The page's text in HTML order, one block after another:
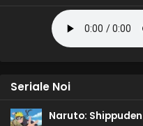
Seriale Noi
Naruto: